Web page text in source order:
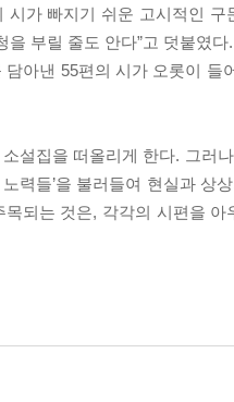
가 빠지기 쉬운 고시적인 구
부릴 줄도 안다”고 덧붙였다.
아낸 55편의 시가 오롯이 들
설집을 떠올리게 한다. 그러
력들’을 불러들여 현실과 상
되는 것은, 각각의 시편을 아